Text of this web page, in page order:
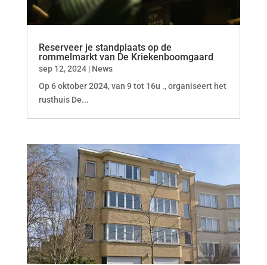
Reserveer je standplaats op de
rommelmarkt van De Kriekenboomgaard
sep 12, 2024| News
Op 6 oktober 2024, van 9 tot 16u ., organiseert het
rusthuis De...